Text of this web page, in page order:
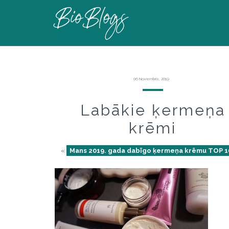
06 Novembris, 2019
Labākie ķermeņa
krēmi
« Mans 2019. gada dabīgo ķermeņa krēmu TOP